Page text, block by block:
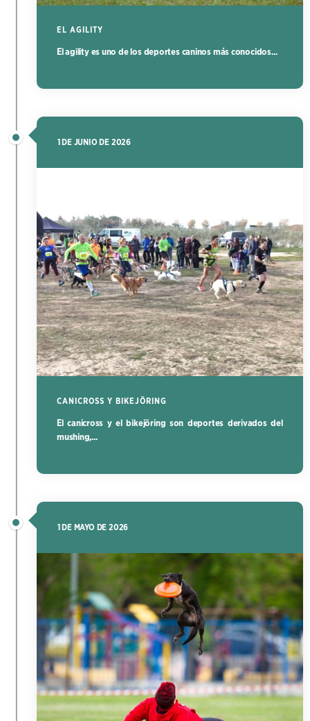
EL AGILITY
El agility es uno de los deportes caninos más conocidos...
1 DE JUNIO DE 2026
CANICROSS Y BIKEJÖRING
El canicross y el bikejöring son deportes derivados del
mushing,...
1 DE MAYO DE 2026